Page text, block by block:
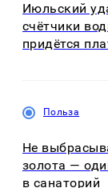
Июльский
счётчики
придётся
Польза
Не
золота —
в санаторий